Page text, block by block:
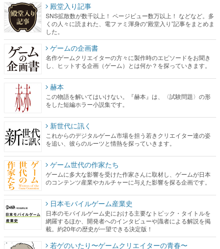
殿堂入り記事
SNS拡散数が数千以上！ ページビュー数万以上！ などなど。多
くの人々に読まれた、電ファミ渾身の“殿堂入り”記事をまとめま
した。
ゲームの企画書
名作ゲームクリエイターの方々に製作時のエピソードをお聞き
し、ヒットする企画（ゲーム）とは何か？を探っていきます。
赫本
この物語を解いてはいけない。『赫本』は、〈試験問題〉の形
をした短編ホラー小説集です。
新世代に訊く
これからのデジタルゲーム市場を担う若きクリエイター達の姿
を追い、彼らのルーツと情熱を探っていきます。
ゲーム世代の作家たち
ゲームに多大な影響を受けた作家さんに取材し、ゲームが日本
のコンテンツ産業やカルチャーに与えた影響を探る企画です。
日本モバイルゲーム産業史
日本のモバイルゲーム史における主要なトピック・タイトルを
網羅するほか、開発者へのインタビューや識者による解説を掲
載。約20年の歴史が一望できる決定版！
若ゲのいたり〜ゲームクリエイターの青春〜